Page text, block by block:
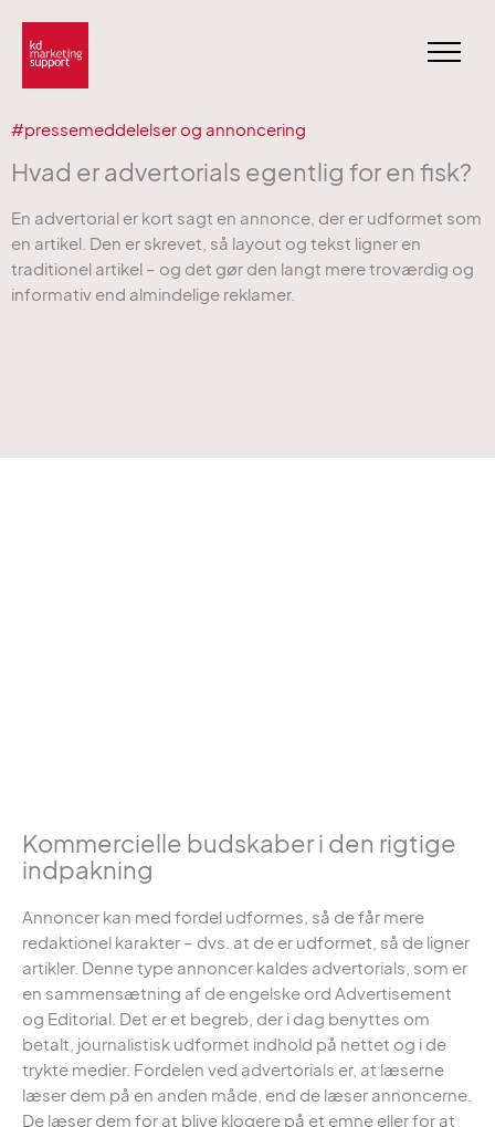
indholdet
#pressemeddelelser og annoncering
Hvad er advertorials egentlig for en fisk?
En advertorial er kort sagt en annonce, der er udformet som
en artikel. Den er skrevet, så layout og tekst ligner en
traditionel artikel – og det gør den langt mere troværdig og
informativ end almindelige reklamer.
Kommercielle budskaber i den rigtige
indpakning
Annoncer kan med fordel udformes, så de får mere
redaktionel karakter – dvs. at de er udformet, så de ligner
artikler. Denne type annoncer kaldes advertorials, som er
en sammensætning af de engelske ord Advertisement
og Editorial. Det er et begreb, der i dag benyttes om
betalt, journalistisk udformet indhold på nettet og i de
trykte medier. Fordelen ved advertorials er, at læserne
læser dem på en anden måde, end de læser annoncerne.
De læser dem for at blive klogere på et emne eller for at